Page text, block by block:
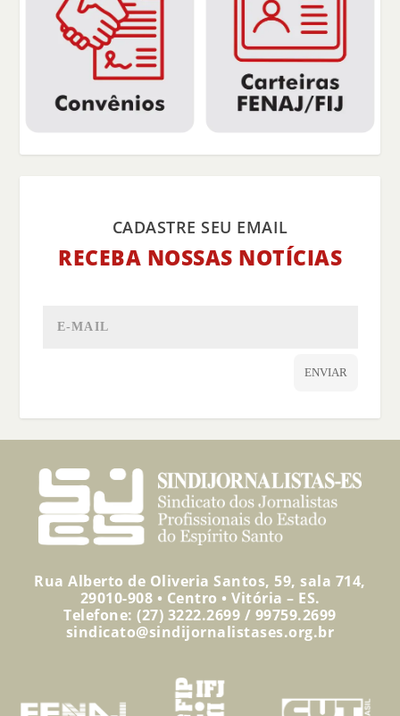
CADASTRE SEU EMAIL
RECEBA NOSSAS NOTÍCIAS
ENVIAR
Rua Alberto de Oliveria Santos, 59, sala 714,
29010-908 • Centro • Vitória – ES.
Telefone: (27) 3222.2699 / 99759.2699
sindicato@sindijornalistases.org.br